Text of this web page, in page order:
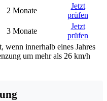
2 Monate
Jetzt
prüfen
3 Monate
Jetzt
prüfen
wenn innerhalb eines Jahres
um mehr als 26 km/h